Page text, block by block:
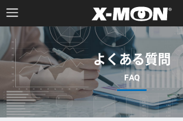
よくある質問